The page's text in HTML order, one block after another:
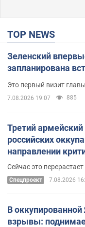
TOP NEWS
Зеленский
запланирована
Это первый визит
7.08.2026 19:07 885
Третий армейский
российских
направлении
удалось
Сейчас это
Спецпроект 7.08.2026
В
взрывы: